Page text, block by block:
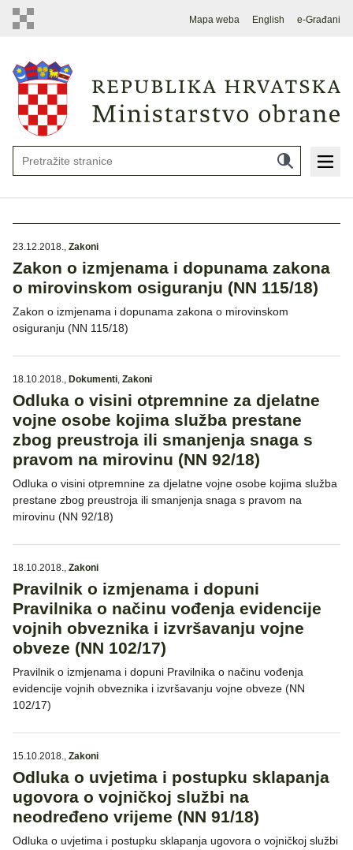
Mapa weba English e-Građani
23.12.2018., Zakoni
Zakon o izmjenama i dopunama zakona
o mirovinskom osiguranju (NN 115/18)
Zakon o izmjenama i dopunama zakona o mirovinskom
osiguranju (NN 115/18)
18.10.2018., Dokumenti, Zakoni
Odluka o visini otpremnine za djelatne
vojne osobe kojima služba prestane
zbog preustroja ili smanjenja snaga s
pravom na mirovinu (NN 92/18)
Odluka o visini otpremnine za djelatne vojne osobe kojima služba
prestane zbog preustroja ili smanjenja snaga s pravom na
mirovinu (NN 92/18)
18.10.2018., Zakoni
Pravilnik o izmjenama i dopuni
Pravilnika o načinu vođenja evidencije
vojnih obveznika i izvršavanju vojne
obveze (NN 102/17)
Pravilnik o izmjenama i dopuni Pravilnika o načinu vođenja
evidencije vojnih obveznika i izvršavanju vojne obveze (NN
102/17)
15.10.2018., Zakoni
Odluka o uvjetima i postupku sklapanja
ugovora o vojničkoj službi na
neodređeno vrijeme (NN 91/18)
Odluka o uvjetima i postupku sklapanja ugovora o vojničkoj službi